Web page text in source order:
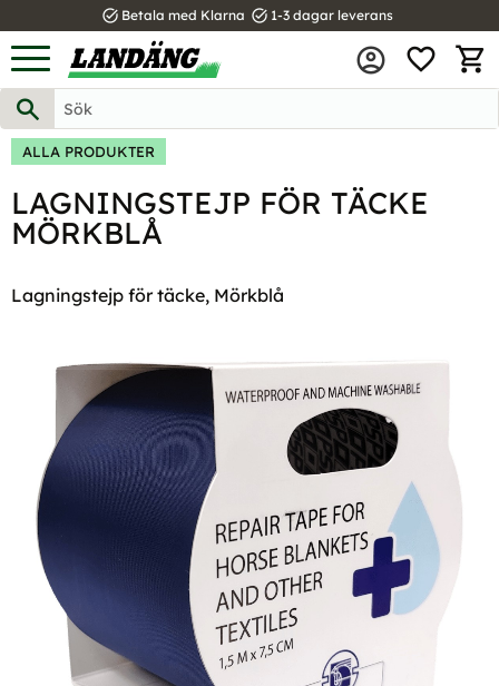
Meny
task_alt Betala med Klarna task_alt 1-3 dagar leverans
ALLA PRODUKTER
LAGNINGSTEJP FÖR TÄCKE
MÖRKBLÅ
Lagningstejp för täcke, Mörkblå